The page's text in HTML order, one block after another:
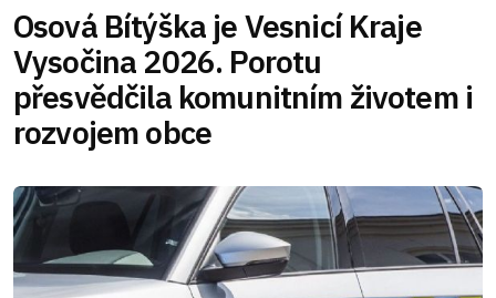
Osová Bítýška je Vesnicí Kraje
Vysočina 2026. Porotu
přesvědčila komunitním životem i
rozvojem obce